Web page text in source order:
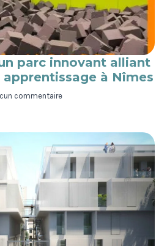
parc innovant alliant
à Nîmes
commentaire